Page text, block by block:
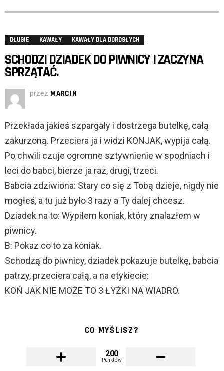
DŁUGIE KAWAŁY KAWAŁY DLA DOROSŁYCH
SCHODZI DZIADEK DO PIWNICY I ZACZYNA
SPRZĄTAĆ.
przez MARCIN
Przekłada jakieś szpargały i dostrzega butelkę, całą
zakurzoną. Przeciera ja i widzi KONJAK, wypija całą.
Po chwili czuje ogromne sztywnienie w spodniach i
leci do babci, bierze ja raz, drugi, trzeci.
Babcia zdziwiona: Stary co się z Tobą dzieje, nigdy nie
mogłeś, a tu już było 3 razy a Ty dalej chcesz.
Dziadek na to: Wypiłem koniak, który znalazłem w
piwnicy.
B: Pokaz co to za koniak.
Schodzą do piwnicy, dziadek pokazuje butelkę, babcia
patrzy, przeciera całą, a na etykiecie:
KOŃ JAK NIE MOŻE TO 3 ŁYŻKI NA WIADRO.
CO MYŚLISZ?
200
Punktów